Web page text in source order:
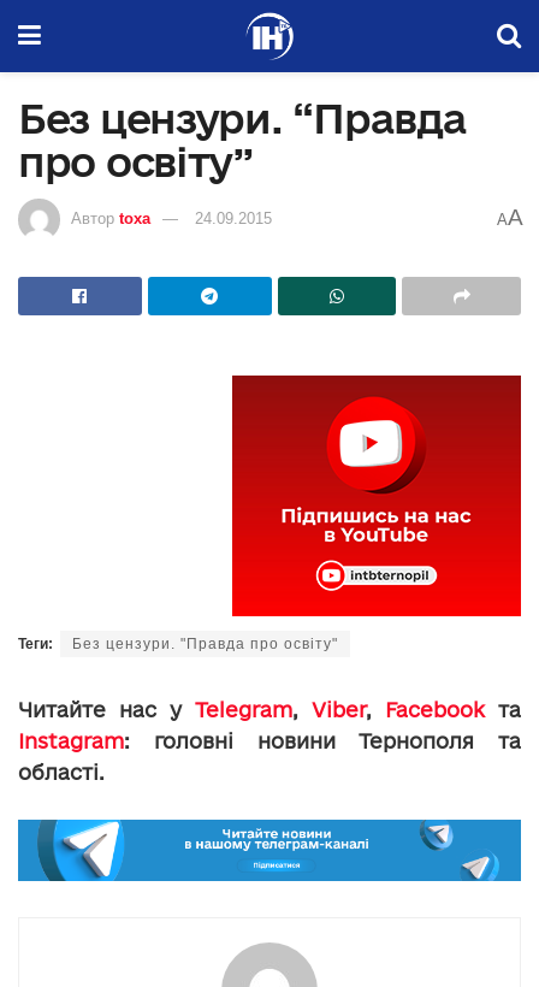
Без цензури. “Правда
про освіту”
Автор toxa 24.09.2015 AA
Теги: Без цензури. "Правда про освіту"
Читайте нас у Telegram, Viber, Facebookта
Instagram: головні новини Тернополя та
області.